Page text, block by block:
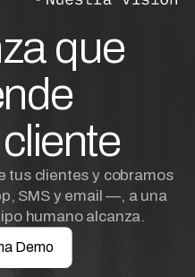
que
tus clientes y cobramos
SMS y email —, a una
humano alcanza.
Demo